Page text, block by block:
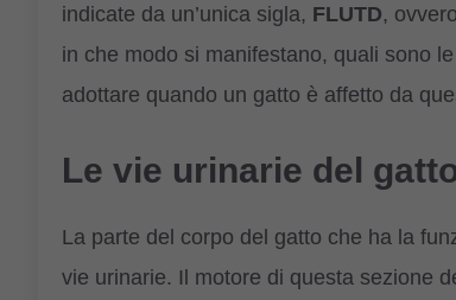
indicate da un’unica sigla, FLUTD,
in che modo si manifestano, quali sono
adottare quando un gatto è affetto da
Le vie urinarie del
La parte del corpo del gatto che ha la
vie urinarie. Il motore di questa sezione